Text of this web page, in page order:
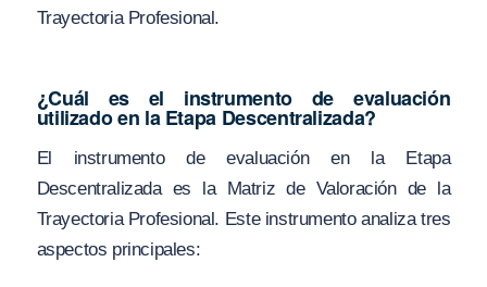
Trayectoria Profesional.
¿Cuál es el instrumento de evaluación
utilizado en la Etapa Descentralizada?
El instrumento de evaluación en la Etapa
Descentralizada es la Matriz de Valoración de la
Trayectoria Profesional. Este instrumento analiza tres
aspectos principales: